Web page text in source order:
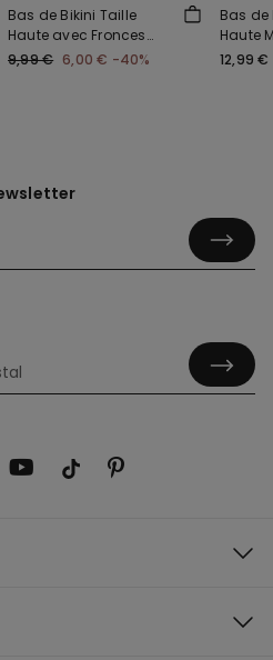
Bas de Bikini Taille
Haute avec Fronces
Microfibre Recyclée
9,99 € 6,00 € -40%
Bas de
Haute
12,99 €